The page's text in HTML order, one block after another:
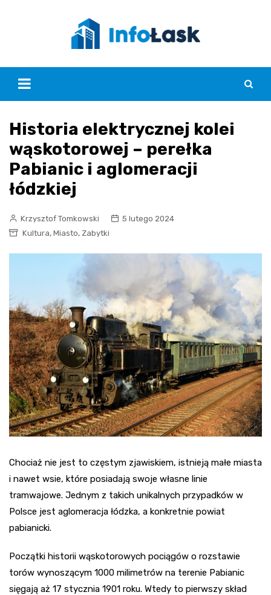
Historia elektrycznej kolei
wąskotorowej – perełka
Pabianic i aglomeracji
łódzkiej
Krzysztof Tomkowski
5 lutego 2024
Kultura, Miasto, Zabytki
Chociaż nie jest to częstym zjawiskiem, istnieją małe miasta
i nawet wsie, które posiadają swoje własne linie
tramwajowe. Jednym z takich unikalnych przypadków w
Polsce jest aglomeracja łódzka, a konkretnie powiat
pabianicki.
Początki historii wąskotorowych pociągów o rozstawie
torów wynoszącym 1000 milimetrów na terenie Pabianic
sięgają aż 17 stycznia 1901 roku. Wtedy to pierwszy skład